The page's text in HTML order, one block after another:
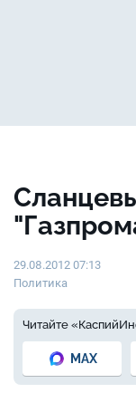
29.08.2012 07:13
Политика
Читайте
MAX